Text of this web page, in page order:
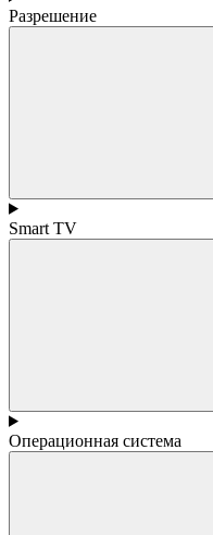
Разрешение
Smart TV
Операционная система